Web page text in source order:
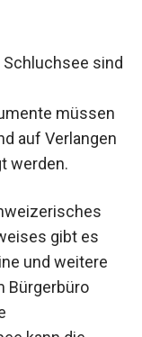
sind
müssen
auf Verlangen
werden.
gibt es
und weitere
Bürgerbüro